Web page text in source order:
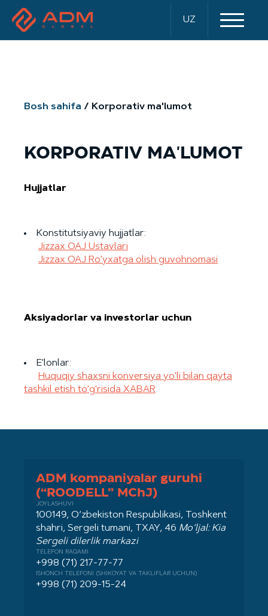
UZ
Bosh sahifa Korporativ ma'lumot
KORPORATIV MA'LUMOT
Hujjatlar
Konstitutsiyaviy hujjatlar:
Jizzax OAJ Ustavlari
Jizzax OAJ Ro'yxatga olish guvohnomasi
Aksiyadorlar va investorlar uchun
E'lonlar:
Huquqiy shaxsni konversiya yo'li bilan qayta
tashkil etish to'g'risida XABAR
ADM kompaniyalar guruhi
(“ROODELL” MChJ)
JOYLASHUVI
100149, O‘zbekiston Respublikasi, Toshkent
shahri, Sergeli tumani, TXAY, 46 Mo‘ljal: Kia
Sergeli dilerlik markazi
TELEFON RAQAMI
+998 (71) 217-77-77
ISHONCH TELEFONI (SHIKOYAT VA TAKLIFLAR UCHUN)
+998 (71) 209-15-24